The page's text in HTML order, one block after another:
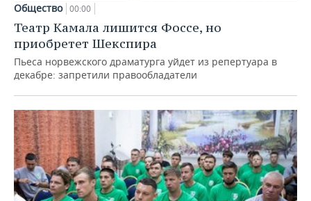
Общество 00:00
Театр Камала лишится Фоссе, но
приобретет Шекспира
Пьеса норвежского драматурга уйдет из репертуара в
декабре: запретили правообладатели